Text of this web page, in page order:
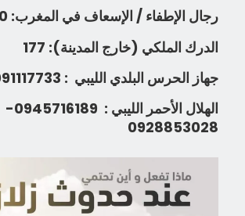
رجال الإطفاء / الإسعاف في المغرب: 150
الدرك الملكي (خارج المدينة): 177
جهاز الحرس البلدي الليبي : 091117733
الهلال الأحمر الليبي : 0945716189-
0928853028